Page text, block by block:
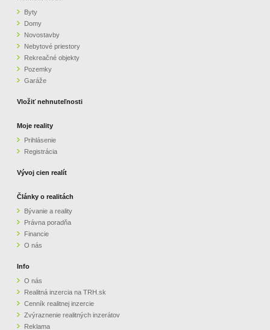
GARÁŽE
O NÁS
CENNÍK REALITNEJ INZERCIE
ZVÝRAZNENIE REALITNÝCH INZERÁTOV
PARTNERI
OBCHODNÉ PODMIENKY
KONTAKT
Byty
Domy
Novostavby
Nebytové priestory
Rekreačné objekty
Pozemky
Garáže
Vložiť nehnuteľnosti
Moje reality
Prihlásenie
Registrácia
Vývoj cien realít
Články o realitách
Bývanie a reality
Právna poradňa
Financie
O nás
Info
O nás
Realitná inzercia na TRH.sk
Cenník realitnej inzercie
Zvýraznenie realitných inzerátov
Reklama